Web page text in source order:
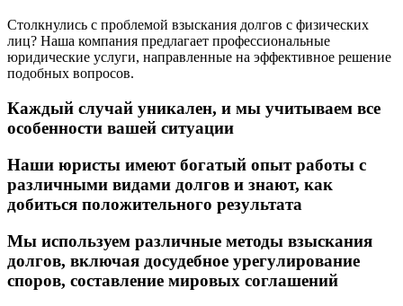
Столкнулись с проблемой взыскания долгов с физических
лиц? Наша компания предлагает профессиональные
юридические услуги, направленные на эффективное решение
подобных вопросов.
Каждый случай уникален, и мы учитываем все
особенности вашей ситуации
Наши юристы имеют богатый опыт работы с
различными видами долгов и знают, как
добиться положительного результата
Мы используем различные методы взыскания
долгов, включая досудебное урегулирование
споров, составление мировых соглашений